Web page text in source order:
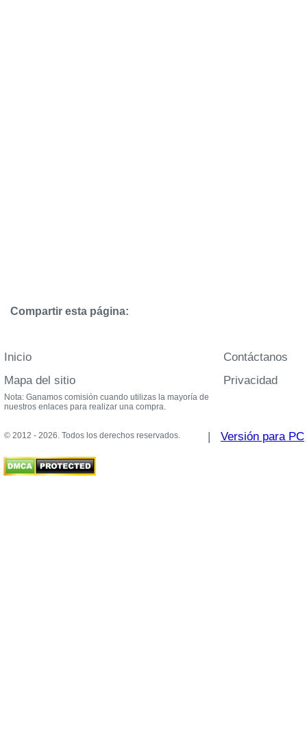
Compartir esta página:
Inicio
Mapa del sitio
Contáctanos
Privacidad
Nota: Ganamos comisión cuando utilizas la mayoría de
nuestros enlaces para realizar una compra.
© 2012 - 2026. Todos los derechos reservados. | Versión para PC